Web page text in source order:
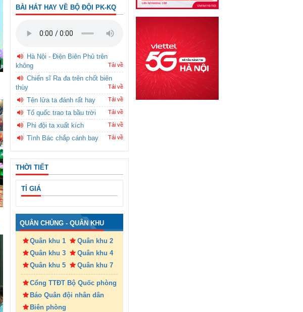
BÀI HÁT HAY VỀ BỘ ĐỘI PK-KQ
Hà Nội - Điện Biên Phủ trên
không
Tải về
Chiến sĩ Ra đa trên chốt biên
thùy
Tải về
Tên lửa ta đánh rất hay Tải về
Tổ quốc trao ta bầu trời Tải về
Phi đội ta xuất kích Tải về
Tình Bác chắp cánh bay Tải về
THỜI TIẾT
TỈ GIÁ
QUÂN CHỦNG - QUÂN KHU
Quân khu 1
Quân khu 2
Quân khu 3
Quân khu 4
Quân khu 5
Quân khu 7
Cổng TTĐT Bộ Quốc phòng
Báo Quân đội nhân dân
Biên phòng